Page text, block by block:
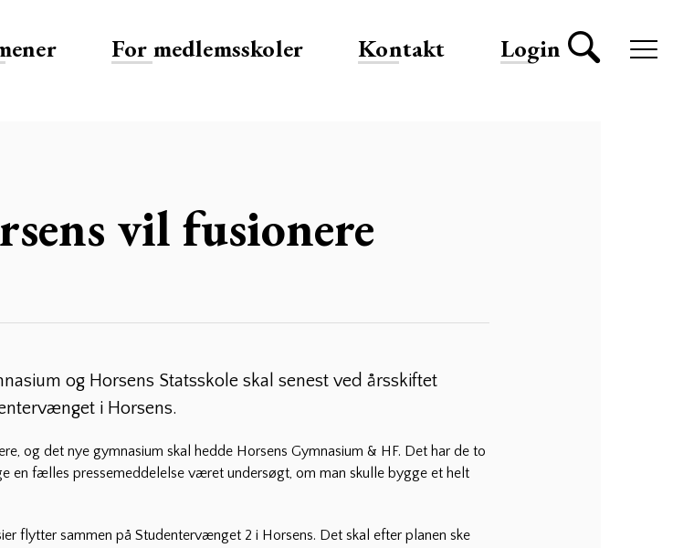
For medlemsskoler Kontakt Login
vil fusionere
og Horsens Statsskole skal senest ved årsskiftet
i Horsens.
og det nye gymnasium skal hedde Horsens Gymnasium & HF. Det har de to
en fælles pressemeddelelse været undersøgt, om man skulle bygge et helt
flytter sammen på Studentervænget 2 i Horsens. Det skal efter planen ske